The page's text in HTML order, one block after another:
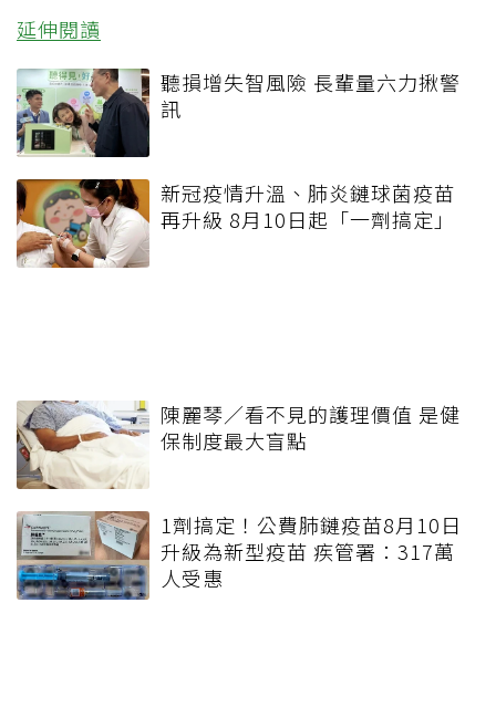
延伸閱讀
聽損增失智風險 長輩量六力揪警
訊
新冠疫情升溫、肺炎鏈球菌疫苗
再升級 8月10日起「一劑搞定」
陳麗琴／看不見的護理價值 是健
保制度最大盲點
1劑搞定！公費肺鏈疫苗8月10日
升級為新型疫苗 疾管署：317萬
人受惠